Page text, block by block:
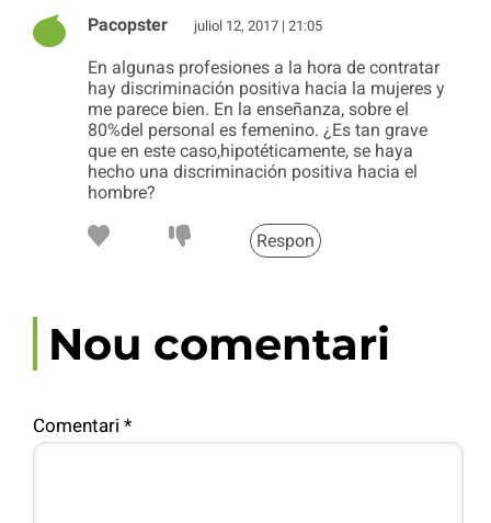
Pacopster juliol 12, 2017 | 21:05
En algunas profesiones a la hora de contratar
hay discriminación positiva hacia la mujeres y
me parece bien. En la enseñanza, sobre el
80%del personal es femenino. ¿Es tan grave
que en este caso,hipotéticamente, se haya
hecho una discriminación positiva hacia el
hombre?
Respon
Nou comentari
Comentari *